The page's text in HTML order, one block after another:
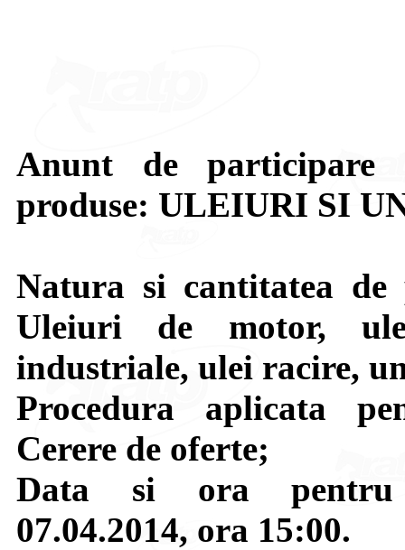
Anunt de participare
produse: ULEIURI SI
Natura si cantitatea de
Uleiuri de motor,
industriale, ulei racire,
Procedura aplicata
Cerere de oferte;
Data si ora pentru
07.04.2014, ora 15:00.